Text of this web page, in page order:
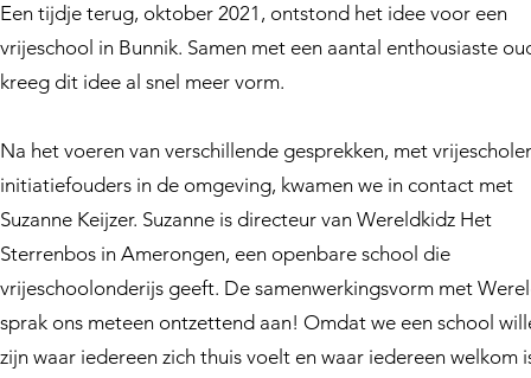
Een tijdje terug, oktober 2021, ontstond het idee voor een
vrijeschool in Bunnik. Samen met een aantal enthousiaste
kreeg dit idee al snel meer vorm.
Na het voeren van verschillende gesprekken, met
initiatiefouders in de omgeving, kwamen we in contact met
Suzanne Keijzer. Suzanne is directeur van Wereldkidz Het
Sterrenbos in Amerongen, een openbare school die
vrijeschoolonderijs geeft. De samenwerkingsvorm met
sprak ons meteen ontzettend aan! Omdat we een school
zijn waar iedereen zich thuis voelt en waar iedereen welkom